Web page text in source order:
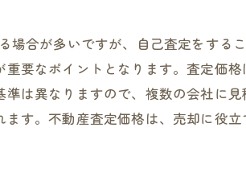
合が多いですが、自己査定をする
要なポイントとなります。査定価
は異なりますので、複数の会社に
す。不動産査定価格は、売却に役